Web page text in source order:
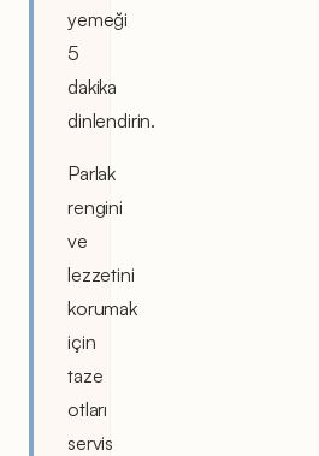
yemeği
5
dakika
dinlendirin.
Parlak
rengini
ve
lezzetini
korumak
için
taze
otları
servis